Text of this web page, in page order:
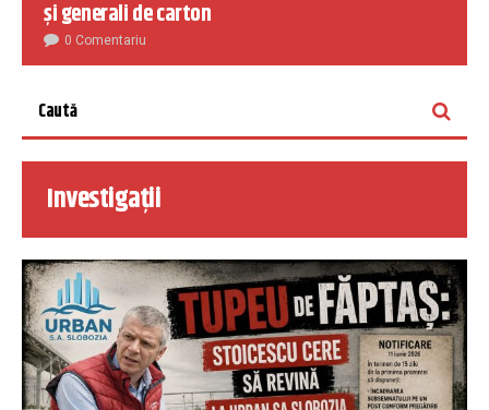
și generali de carton
0 Comentariu
Investigații